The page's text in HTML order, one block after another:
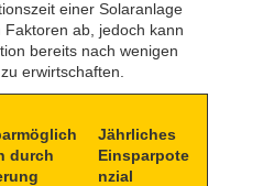
einer Solaranlage
ab, jedoch kann
bereits nach wenigen
erwirtschaften.
durch
Jährliches
Einsparpote
nzial